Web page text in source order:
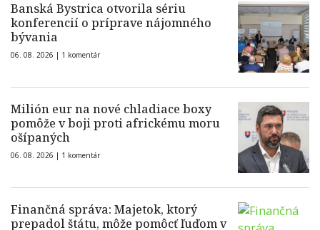
Banská Bystrica otvorila sériu
konferencií o príprave nájomného
bývania
06. 08. 2026 | 1 komentár
Milión eur na nové chladiace boxy
pomôže v boji proti africkému moru
ošípaných
06. 08. 2026 | 1 komentár
Finančná správa: Majetok, ktorý
prepadol štátu, môže pomôcť ľuďom v